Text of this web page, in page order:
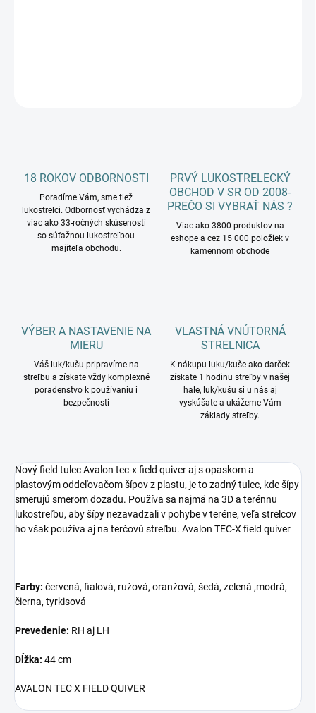
18 ROKOV ODBORNOSTI
Poradíme Vám, sme tiež
lukostrelci. Odbornosť vychádza z
viac ako 33-ročných skúsenosti
so súťažnou lukostreľbou
majiteľa obchodu.
PRVÝ LUKOSTRELECKÝ
OBCHOD V SR OD 2008-
PREČO SI VYBRAŤ NÁS ?
Viac ako 3800 produktov na
eshope a cez 15 000 položiek v
kamennom obchode
VÝBER A NASTAVENIE NA
MIERU
Váš luk/kušu pripravíme na
streľbu a získate vždy komplexné
poradenstvo k používaniu i
bezpečnosti
VLASTNÁ VNÚTORNÁ
STRELNICA
K nákupu luku/kuše ako darček
získate 1 hodinu streľby v našej
hale, luk/kušu si u nás aj
vyskúšate a ukážeme Vám
základy streľby.
Nový field tulec Avalon tec-x field quiver aj s opaskom a
plastovým oddeľovačom šípov z plastu, je to zadný tulec, kde šípy
smerujú smerom dozadu. Používa sa najmä na 3D a terénnu
lukostreľbu, aby šípy nezavadzali v pohybe v teréne, veľa strelcov
ho však používa aj na terčovú streľbu. Avalon TEC-X field quiver
Farby: červená, fialová, ružová, oranžová, šedá, zelená ,modrá,
čierna, tyrkisová
Prevedenie: RH aj LH
Dĺžka: 44 cm
AVALON TEC X FIELD QUIVER